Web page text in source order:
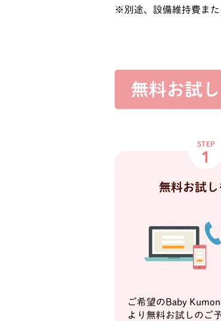
※別途、設備維持費また
無料お試
STEP
1
無料お試し
ご希望のBaby
より無料お試しのご